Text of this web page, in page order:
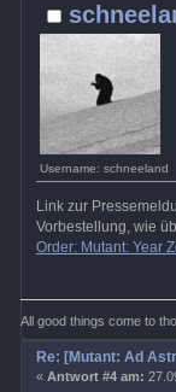
Username: schneeland
Link zur
Vorbestellung, wie
Order: Mutant: Year
All good things come to
Re: [Mutant: Ad
« Antwort #4 am: